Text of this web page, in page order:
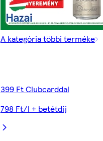
A kategória többi terméke
399 Ft Clubcarddal
798 Ft/l + betétdíj